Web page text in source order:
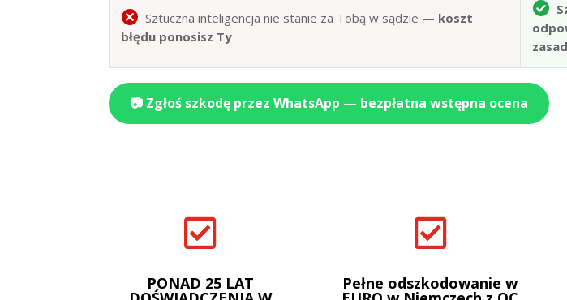
Sztuczna inteligencja nie stanie za Tobą w sądzie — koszt
błędu ponosisz Ty
📷 Zgłoś szkodę przez WhatsApp — bezpłatna wstępna ocena

PONAD 25 LAT

Pełne odszkodowanie w